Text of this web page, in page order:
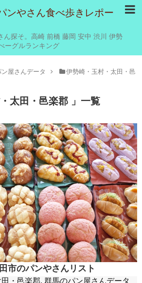
ンやさん食べ歩きレポー
ん探そ。高崎 前橋 藤岡 安中 渋川 伊勢
ーグルランキング
屋さんデータ
伊勢崎・玉村・太田・邑
太田・邑楽郡 」一覧
市のパンやさんリスト
・邑楽郡, 群馬のパン屋さんデータ